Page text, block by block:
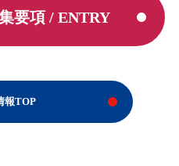
要項 / ENTRY
報TOP